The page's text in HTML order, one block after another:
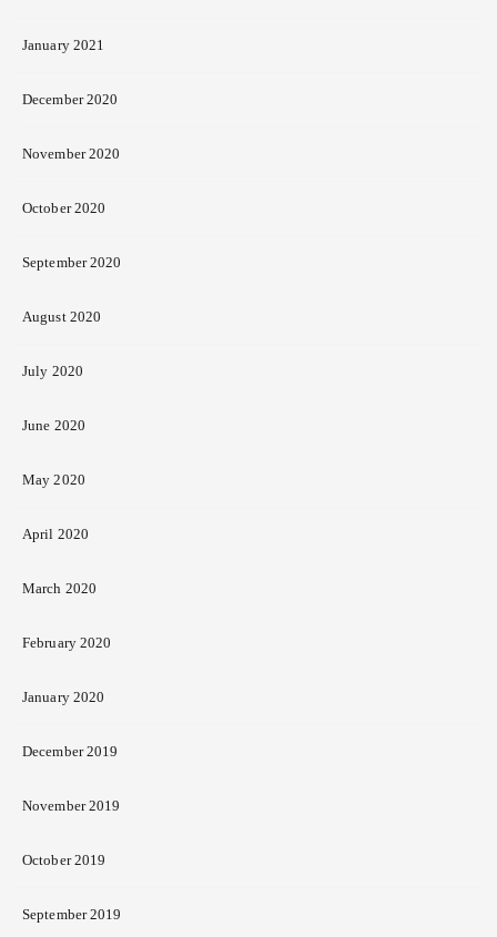
January 2021
December 2020
November 2020
October 2020
September 2020
August 2020
July 2020
June 2020
May 2020
April 2020
March 2020
February 2020
January 2020
December 2019
November 2019
October 2019
September 2019